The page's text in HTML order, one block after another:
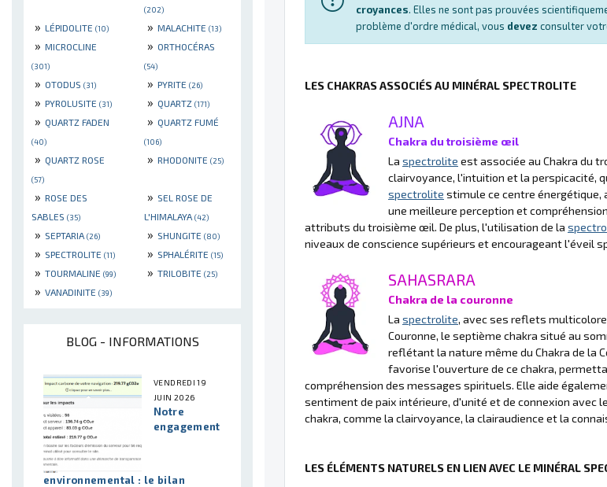
(202)
» LÉPIDOLITE (10) » MALACHITE (13)
» MICROCLINE
(301)
» ORTHOCÉRAS
(54)
» OTODUS (31) » PYRITE (26)
» PYROLUSITE (31) » QUARTZ (171)
» QUARTZ FADEN
(40)
» QUARTZ FUMÉ
(106)
» QUARTZ ROSE
(57)
» RHODONITE (25)
» ROSE DES
SABLES (35)
» SEL ROSE DE
L'HIMALAYA (42)
» SEPTARIA (26) » SHUNGITE (80)
» SPECTROLITE (11) » SPHALÉRITE (15)
» TOURMALINE (99) » TRILOBITE (25)
» VANADINITE (39)
BLOG - INFORMATIONS
VENDREDI 19
JUIN 2026
Notre
engagement
environnemental : le bilan
croyances. Elles ne sont pas prouvées
problème d'ordre médical, vous devez consulter
LES CHAKRAS ASSOCIÉS AU MINÉRAL SPECTROLITE
AJNA
Chakra du troisième œil
La spectrolite est associée au Chakra du
clairvoyance, l'intuition et la perspicacité,
spectrolite stimule ce centre
une meilleure perception et
attributs du troisième œil. De plus, l'utilisation de la
niveaux de conscience supérieurs et encourageant l'éveil
SAHASRARA
Chakra de la couronne
La spectrolite, avec ses reflets
Couronne, le septième chakra situé au
reflétant la nature même du Chakra de la
favorise l'ouverture de ce chakra,
compréhension des messages spirituels. Elle aide
sentiment de paix intérieure, d'unité et de connexion avec
chakra, comme la clairvoyance, la clairaudience et la
LES ÉLÉMENTS NATURELS EN LIEN AVEC LE MINÉRAL